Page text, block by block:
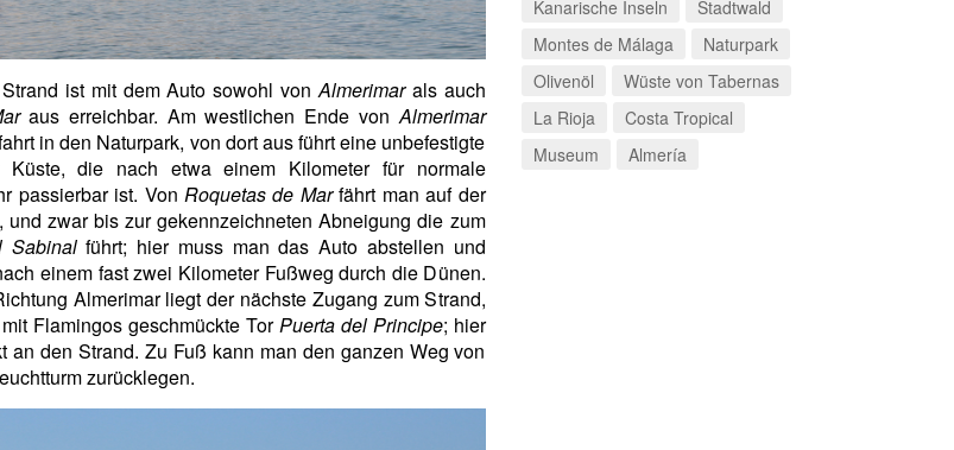
ist mit dem Auto sowohl vonAlmerimarals auch
aus erreichbar. Am westlichen Ende vonAlmerimar
in den Naturpark, von dort aus führt eine unbefestigte
Küste, die nach etwa einem Kilometer für normale
passierbar ist. Von Roquetas de Marfährt man auf der
und zwar bis zur gekennzeichneten Abneigung die zum
Sabinalführt; hier muss man das Auto abstellen und
einem fast zwei Kilometer Fußweg durch die Dünen.
Almerimar liegt der nächste Zugang zum Strand,
Flamingos geschmückte TorPuerta del Principe; hier
an den Strand. Zu Fuß kann man den ganzen Weg von
zurücklegen.
Kanarische Inseln
Stadtwald
Montes de Málaga
Naturpark
Olivenöl
Wüste von Tabernas
La Rioja
Costa Tropical
Museum
Almería